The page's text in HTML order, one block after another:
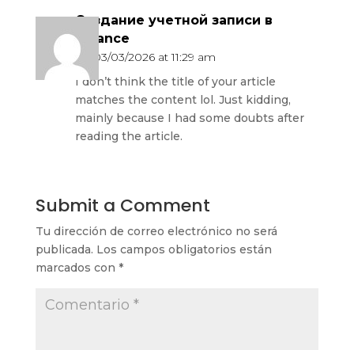
Создание учетной записи в
binance
on 03/03/2026 at 11:29 am
I don’t think the title of your article
matches the content lol. Just kidding,
mainly because I had some doubts after
reading the article.
Submit a Comment
Tu dirección de correo electrónico no será
publicada. Los campos obligatorios están
marcados con *